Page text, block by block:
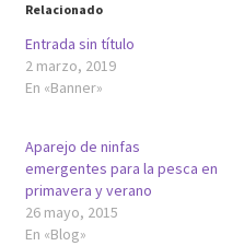
Tienda
Relacionado
Entrada sin título
2 marzo, 2019
En «Banner»
Aparejo de ninfas
emergentes para la pesca en
primavera y verano
26 mayo, 2015
En «Blog»